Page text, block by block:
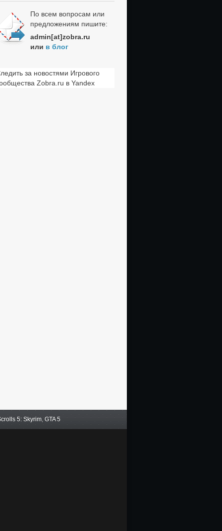
По всем вопросам или
предложениям пишите:
admin[at]zobra.ru
или в блог
за новостями Игрового
Zobra.ru в Yandex
5: Skyrim,GTA 5